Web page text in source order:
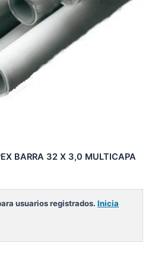
BARRA 32 X 3,0 MULTICAPA
usuarios registrados. Inicia